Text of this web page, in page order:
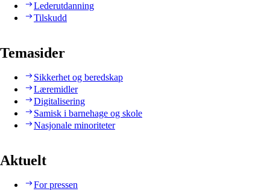
Lederutdanning
Tilskudd
Temasider
Sikkerhet og beredskap
Læremidler
Digitalisering
Samisk i barnehage og skole
Nasjonale minoriteter
Aktuelt
For pressen